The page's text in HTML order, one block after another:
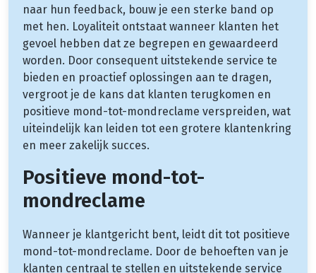
naar hun feedback, bouw je een sterke band op
met hen. Loyaliteit ontstaat wanneer klanten het
gevoel hebben dat ze begrepen en gewaardeerd
worden. Door consequent uitstekende service te
bieden en proactief oplossingen aan te dragen,
vergroot je de kans dat klanten terugkomen en
positieve mond-tot-mondreclame verspreiden, wat
uiteindelijk kan leiden tot een grotere klantenkring
en meer zakelijk succes.
Positieve mond-tot-
mondreclame
Wanneer je klantgericht bent, leidt dit tot positieve
mond-tot-mondreclame. Door de behoeften van je
klanten centraal te stellen en uitstekende service